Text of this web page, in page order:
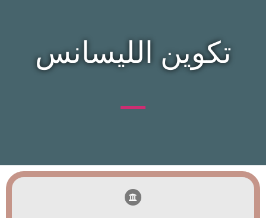
تكوين الليسانس